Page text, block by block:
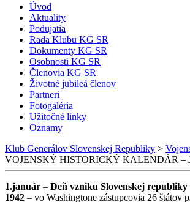
Úvod
Aktuality
Podujatia
Rada Klubu KG SR
Dokumenty KG SR
Osobnosti KG SR
Členovia KG SR
Životné jubileá členov
Partneri
Fotogaléria
Užitočné linky
Oznamy
Klub Generálov Slovenskej Republiky >
VOJENSKÝ HISTORICKÝ KALENDÁR –
1.január – Deň vzniku Slovenskej republiky
1942 – vo Washingtone zástupcovia 26 štátov